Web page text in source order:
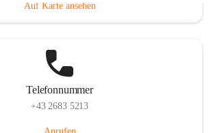
Auf Karte ansehen
Telefonnummer
+43 2683 5213